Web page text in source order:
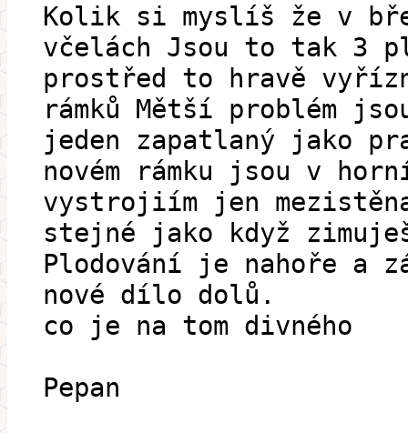
Kolik si myslíš že v
včelách Jsou to tak 3
prostřed to hravě
rámků Mětší problém
jeden zapatlaný jako
novém rámku jsou v
vystrojiím jen
stejné jako když
Plodování je nahoře a
nové dílo dolů.
co je na tom divného
Pepan